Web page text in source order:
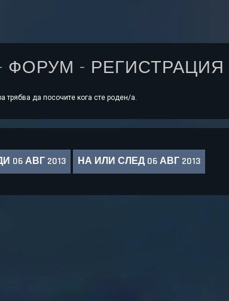
- ФОРУМ - РЕГИСТРАЦИЯ
трябва да посочите кога сте роден/а.